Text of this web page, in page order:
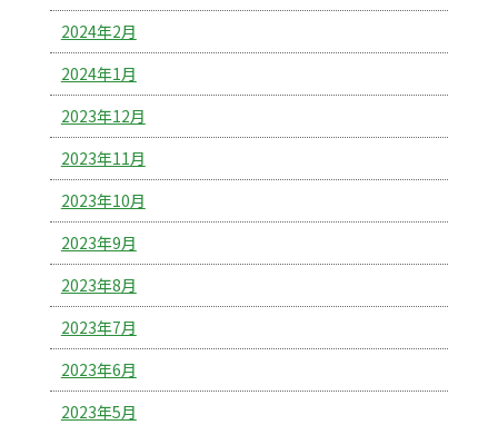
2024年2月
2024年1月
2023年12月
2023年11月
2023年10月
2023年9月
2023年8月
2023年7月
2023年6月
2023年5月